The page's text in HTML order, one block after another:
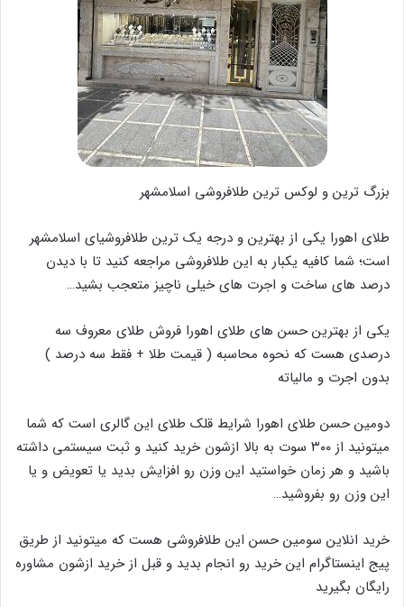
بزرگ ترین و لوکس ترین طلافروشی اسلامشهر
طلای اهورا یکی از بهترین و‌ درجه یک ترین طلافروشیای اسلامشهر
است؛ شما کافیه یکبار به این طلافروشی مراجعه کنید تا با دیدن
درصد های ساخت و اجرت های خیلی ناچیز متعجب بشید…
یکی از بهترین حسن های طلای اهورا فروش طلای معروف سه
درصدی هست که نحوه محاسبه ( قیمت طلا + فقط سه درصد )
بدون اجرت و مالیاته
دومین حسن طلای اهورا شرایط قلک طلای این گالری است که شما
میتونید از ۳۰۰ سوت به بالا ازشون خرید کنید و ثبت سیستمی داشته
باشید و هر زمان خواستید این وزن رو افزایش بدید یا تعویض و یا
این وزن رو بفروشید…
خرید انلاین سومین حسن این طلافروشی هست که میتونید از طریق
پیج اینستاگرام این خرید رو انجام بدید و قبل از خرید ازشون مشاوره
رایگان بگیرید